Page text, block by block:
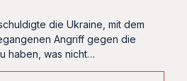
die Ukraine, mit dem
Angriff gegen die
haben, was nicht…